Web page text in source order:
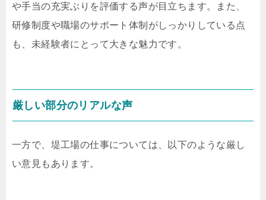
や手当の充実ぶりを評価する声が目立ちます。また、
研修制度や職場のサポート体制がしっかりしている点
も、未経験者にとって大きな魅力です。
厳しい部分のリアルな声
一方で、堤工場の仕事については、以下のような厳し
い意見もあります。